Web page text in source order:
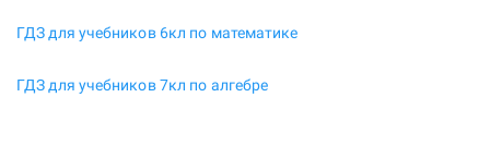
ГДЗ для учебников 6кл по математике
ГДЗ для учебников 7кл по алгебре